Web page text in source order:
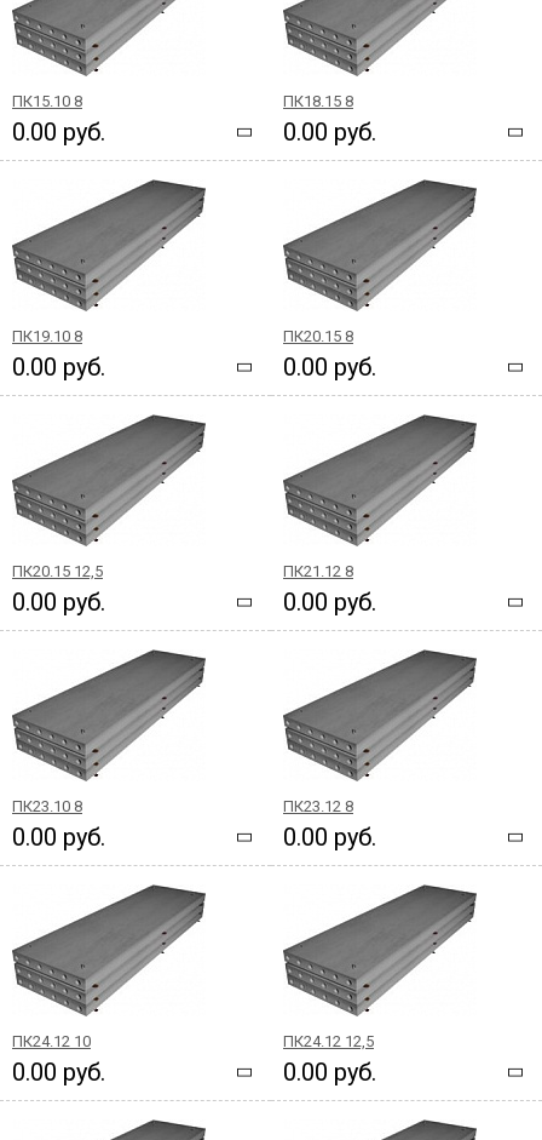
ПК15.10 8
0.00 руб.
ПК18.15 8
0.00 руб.
ПК19.10 8
0.00 руб.
ПК20.15 8
0.00 руб.
ПК20.15 12,5
0.00 руб.
ПК21.12 8
0.00 руб.
ПК23.10 8
0.00 руб.
ПК23.12 8
0.00 руб.
ПК24.12 10
0.00 руб.
ПК24.12 12,5
0.00 руб.